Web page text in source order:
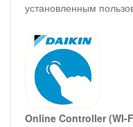
установленным
Online Controller (WI-